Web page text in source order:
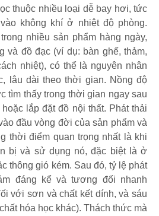
thuộc nhiều loại dễ bay hơi, tức
không khí ở nhiệt độ phòng.
nhiều sản phẩm hàng ngày,
và đồ đạc (ví dụ: bàn ghế, thảm,
nhiệt), có thể là nguyên nhân
lâu dài theo thời gian. Nồng độ
tìm thấy trong thời gian ngay sau
lắp đặt đồ nội thất. Phát thải
đầu vòng đời của sản phẩm và
thời điểm quan trọng nhất là khi
bị và sử dụng nó, đặc biệt là ở
thông gió kém. Sau đó, tỷ lệ phát
đáng kể và tương đối nhanh
với sơn và chất kết dính, và sáu
hóa học khác). Thách thức mà